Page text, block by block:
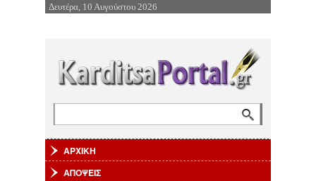
Επιστροφή στην Πλοήγηση
Δευτέρα, 10 Αυγούστου 2026
ΑΡΧΙΚΗ
ΑΠΟΨΕΙΣ